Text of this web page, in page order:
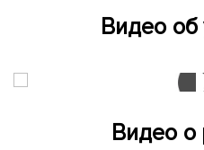
Видео об
Видео о